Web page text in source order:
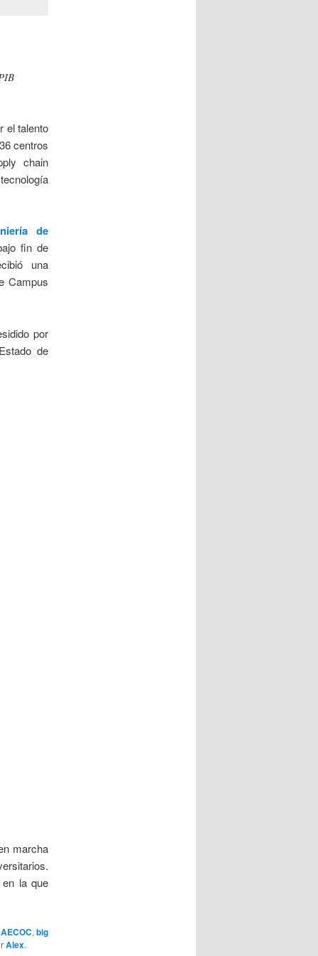
el talento
centros
chain
de
fin de
una
Campus
por
de
marcha
la que
AECOC, big
Alex.